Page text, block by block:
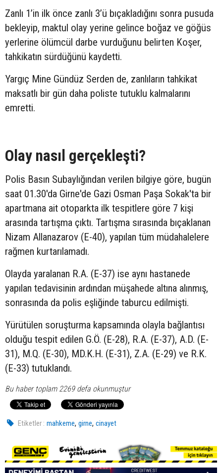
Zanlı 1’in ilk önce zanlı 3’ü bıçakladığını sonra pusuda
bekleyip, maktul olay yerine gelince boğaz ve göğüs
yerlerine ölümcül darbe vurduğunu belirten Koşer,
tahkikatın sürdüğünü kaydetti.
Yargıç Mine Gündüz Serden de, zanlıların tahkikat
maksatlı bir gün daha poliste tutuklu kalmalarını
emretti.
Olay nasıl gerçekleşti?
Polis Basın Subaylığından verilen bilgiye göre, bugün
saat 01.30'da Girne'de Gazi Osman Paşa Sokak'ta bir
apartmana ait otoparkta ilk tespitlere göre 7 kişi
arasında tartışma çıktı. Tartışma sırasında bıçaklanan
Nizam Allanazarov (E-40), yapılan tüm müdahalelere
rağmen kurtarılamadı.
Olayda yaralanan R.A. (E-37) ise aynı hastanede
yapılan tedavisinin ardından müşahede altına alınmış,
sonrasında da polis eşliğinde taburcu edilmişti.
Yürütülen soruşturma kapsamında olayla bağlantısı
olduğu tespit edilen G.Ö. (E-28), R.A. (E-37), A.D. (E-
31), M.Q. (E-30), MD.K.H. (E-31), Z.A. (E-29) ve R.K.
(E-33) tutuklandı.
Bu haber toplam 2269 defa okunmuştur
Etiketler : mahkeme,girne,cinayet